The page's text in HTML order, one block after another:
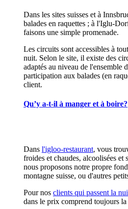
Dans les sites suisses et à
balades en raquettes ; à l'Iglu-
faisons une simple promenade.
Les circuits sont accessibles à
nuit. Selon le site, il existe des
adaptés au niveau de l'ensemble
participation aux balades (en
client.
Qu’y a-t-il à manger et à boire?
Dans l'igloo-restaurant, vous
froides et chaudes, alcoolisées et
nous proposons notre propre
montagne suisse, ou d'autres
Pour nos clients qui passent la
dans le prix comprend toujours